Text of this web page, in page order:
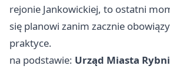
rejonie Jankowickiej, to ostatni
się planowi zanim zacznie
praktyce.
na podstawie: Urząd Miasta